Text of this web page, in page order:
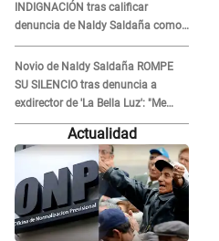
INDIGNACIÓN tras calificar
denuncia de Naldy Saldaña como
'acto bochornoso': "No es justo
atacar a otra mujer"
Novio de Naldy Saldaña ROMPE
SU SILENCIO tras denuncia a
exdirector de 'La Bella Luz': "Me
basta con que ella esté bien"
Actualidad